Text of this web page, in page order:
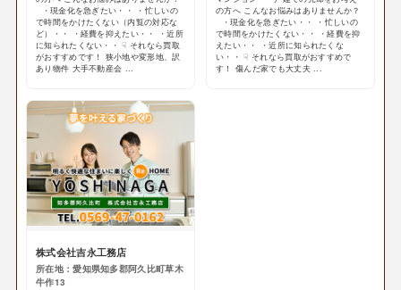
・現金化を急ぎたい・・ ・忙しいの
で時間をかけたくない（内覧の対応な
ど）・・ ・経費を抑えたい・・ ・近所
に知られたくない・・ ☟ それなら買取
がおすすめです！ 狭小地や変形地、訳
あり物件 大手不動産会 ...
の方へ こんなお悩みはありませんか？
・現金化を急ぎたい・・ ・忙しいの
で時間をかけたくない・・ ・経費を抑
えたい・・ ・近所に知られたくな
い・・ ☟ それなら買取がおすすめで
す！ 傷んだ家でも大丈夫 ...
株式会社吉永工務店
所在地：愛知県知多郡阿久比町草木
牛作13